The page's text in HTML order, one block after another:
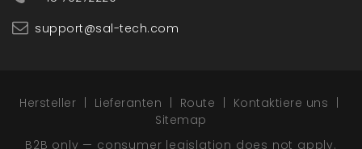
support@sal-tech.com
Hersteller Lieferanten Route
Kontaktiere uns
Sitemap
B2B only — consumer legislation does not apply.